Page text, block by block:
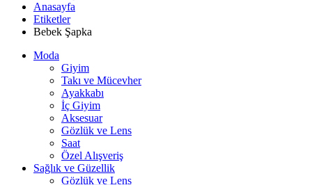
Anasayfa
Etiketler
Bebek Şapka
Moda
Giyim
Takı ve Mücevher
Ayakkabı
İç Giyim
Aksesuar
Gözlük ve Lens
Saat
Özel Alışveriş
Sağlık ve Güzellik
Gözlük ve Lens